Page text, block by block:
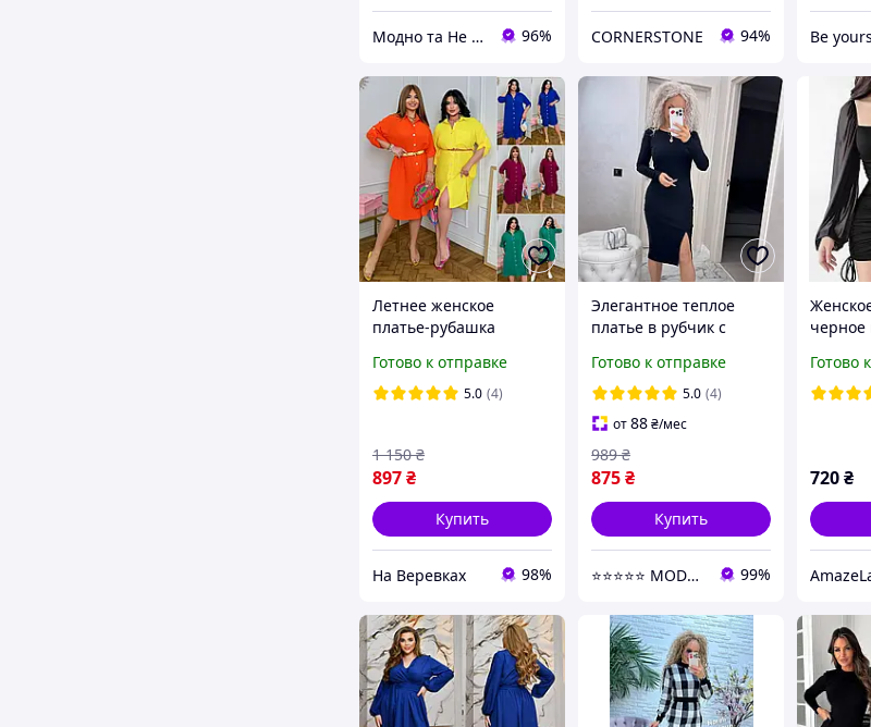
Модно та Не Дорого 96% CORNERSTONE 94% Be
Летнее женское
платье-рубашка
миди платье жатка
батал на пуговицах 48-
Готово к отправке
5.0 (4)
897₴
1 150 ₴
Купить
На Веревках 98%
Элегантное теплое
платье в рубчик с
вечернее платье в
обтяжку нарядное
платье футляр миди
Готово к отправке
5.0 (4)
от88₴/мес
875₴
989 ₴
Купить
⭐⭐⭐⭐⭐ MODNI ⭐⭐⭐⭐⭐ 99%
черное
длина
Готово
720₴